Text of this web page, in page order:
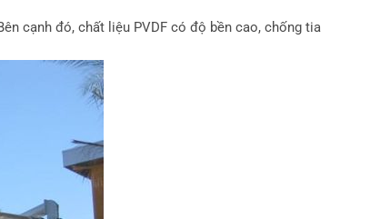
cạnh đó, chất liệu PVDF có độ bền cao, chống tia